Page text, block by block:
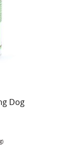
Dog